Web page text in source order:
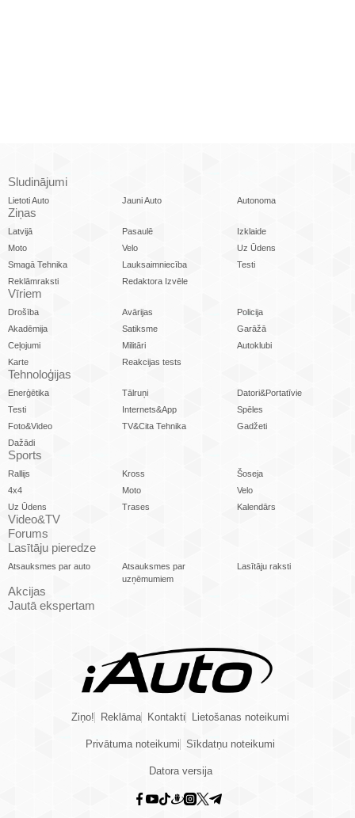
Sludinājumi
Lietoti Auto Jauni Auto Autonoma
Ziņas
Latvijā Pasaulē
Izklaide
Moto
Velo
Uz Ūdens
Smagā Tehnika
Lauksaimniecība
Testi
Reklāmraksti
Redaktora Izvēle
Vīriem
Drošība Avārijas
Policija
Akadēmija
Satiksme
Garāžā
Ceļojumi
Militāri
Autoklubi
Karte
Reakcijas tests
Tehnoloģijas
Enerģētika Tālruņi
Datori&Portatīvie
Testi
Internets&App
Spēles
Foto&Video
TV&Cita Tehnika
Gadžeti
Dažādi
Sports
Rallijs Kross
Šoseja
4x4
Moto
Velo
Uz Ūdens
Trases Kalendārs
Video&TV
Forums
Lasītāju pieredze
Atsauksmes par auto
Atsauksmes par
uzņēmumiem
Lasītāju raksti
Akcijas
Jautā ekspertam
Ziņo! Reklāma Kontakti Lietošanas noteikumi
Privātuma noteikumi Sīkdatņu noteikumi
Datora versija